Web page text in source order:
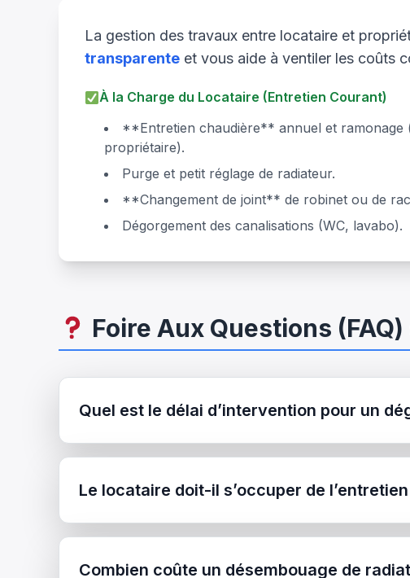
La gestion des travaux entre locataire et
transparente et vous aide à ventiler les coûts
À la Charge du Locataire (Entretien Courant)
**Entretien chaudière** annuel et ramonage
propriétaire).
Purge et petit réglage de radiateur.
**Changement de joint** de robinet ou de
Dégorgement des canalisations (WC, lavabo).
Foire Aux Questions
Quel est le délai d’intervention pour un
Le locataire doit-il s’occuper de
Combien coûte un désembouage de